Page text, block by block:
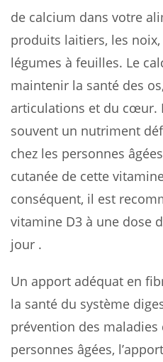
de calcium dans votre
produits laitiers, les
légumes à feuilles. Le
maintenir la santé des
articulations et du cœur.
souvent un nutriment
chez les personnes
cutanée de cette
conséquent, il est
vitamine D3 à une dose
jour .
Un apport adéquat en
la santé du système
prévention des maladies
personnes âgées,